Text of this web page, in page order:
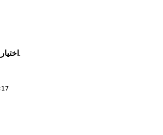
، عيّن مستخدمين محددين أو مجموعات أمان.